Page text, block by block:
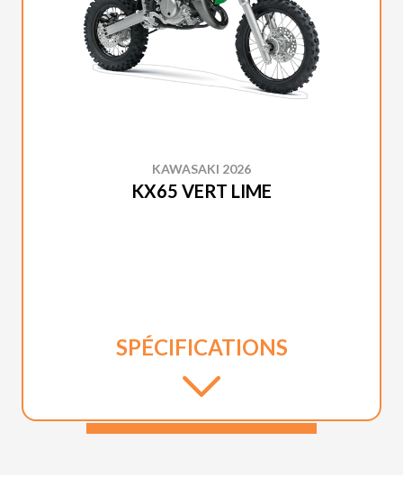
KAWASAKI 2026
KX65 VERT LIME
SPÉCIFICATIONS